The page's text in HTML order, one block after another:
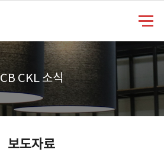
CB CKL 소식
보도자료